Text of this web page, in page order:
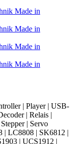
| Player | USB-
| Relais |
| Servo
| LC8808 | SK6812 |
| UCS1912 |